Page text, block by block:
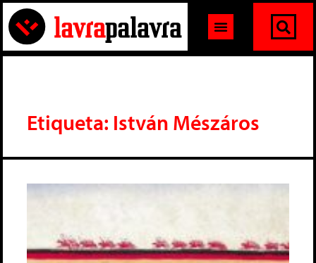
Etiqueta: István Mészáros